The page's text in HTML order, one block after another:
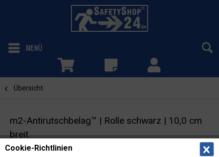
MENÜ
Übersicht
m2-Antirutschbelag™ | Rolle schwarz | 10,0 cm
breit
Cookie-Richtlinien